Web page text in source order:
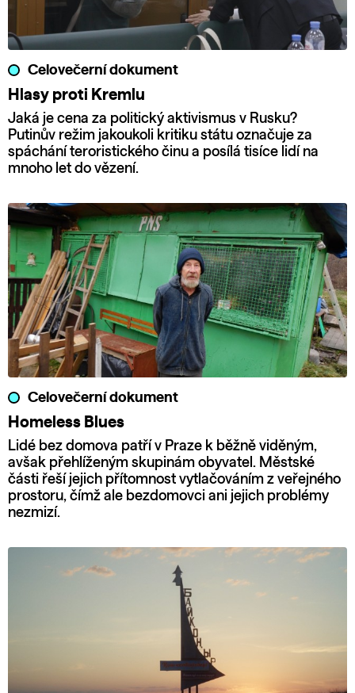
Celovečerní dokument
Hlasy proti Kremlu
Jaká je cena za politický aktivismus v Rusku?
Putinův režim jakoukoli kritiku státu označuje za
spáchání teroristického činu a posílá tisíce lidí na
mnoho let do vězení.
Celovečerní dokument
Homeless Blues
Lidé bez domova patří v Praze k běžně viděným,
avšak přehlíženým skupinám obyvatel. Městské
části řeší jejich přítomnost vytlačováním z veřejného
prostoru, čímž ale bezdomovci ani jejich problémy
nezmizí.